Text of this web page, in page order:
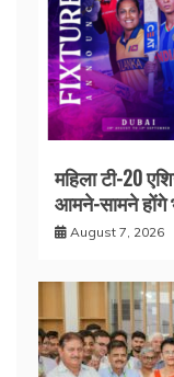
महिला टी-20
आमने-सामने होंगे
August 7, 2026